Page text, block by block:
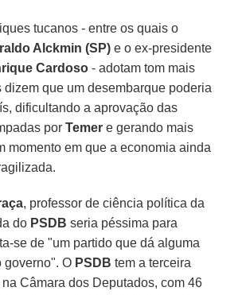
tucanos - entre os quais o
Alckmin (SP) e o ex-presidente
Cardoso - adotam tom mais
dizem que um desembarque poderia
dificultando a aprovação das
porTemer e gerando mais
momento em que a economia ainda
, professor de ciência política da
do PSDB seria péssima para
se de "um partido que dá alguma
governo". O PSDB tem a terceira
Câmara dos Deputados, com 46